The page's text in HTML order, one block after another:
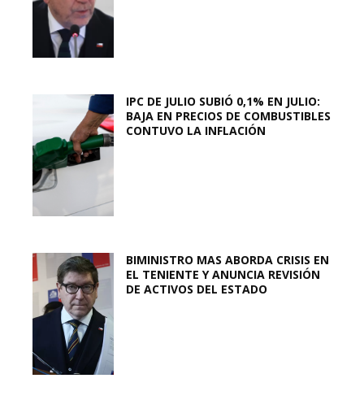
IPC DE JULIO SUBIÓ 0,1% EN JULIO:
BAJA EN PRECIOS DE COMBUSTIBLES
CONTUVO LA INFLACIÓN
BIMINISTRO MAS ABORDA CRISIS EN
EL TENIENTE Y ANUNCIA REVISIÓN
DE ACTIVOS DEL ESTADO